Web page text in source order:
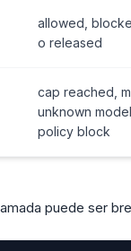
allowed,
o released
cap reached,
unknown
policy block
puede ser